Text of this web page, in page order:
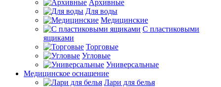
Архивные
Для воды
Медицинские
С пластиковыми
ящиками
Торговые
Угловые
Универсальные
Медицинское оснащение
Лари для белья